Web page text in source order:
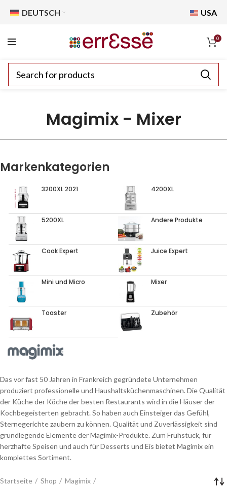
DEUTSCH USA
0
Magimix - Mixer
Markenkategorien
3200XL 2021 4200XL
5200XL Andere Produkte
Cook Expert Juice Expert
Mini und Micro Mixer
Toaster Zubehör
Das vor fast 50 Jahren in Frankreich gegründete Unternehmen
produziert professionelle und Haushaltsküchenmaschinen. Die Qualität
der Küche der Köche der besten Restaurants wird in die Häuser der
Kochbegeisterten gebracht. So haben auch Einsteiger das Gefühl,
Sternegerichte zaubern zu können. Qualität und Zuverlässigkeit sind
grundlegende Elemente der Magimix-Produkte. Zum Frühstück, für
herzhafte Speisen und auch für Desserts und Eis bietet Magimix ein
komplettes Sortiment.
Startseite Shop Magimix